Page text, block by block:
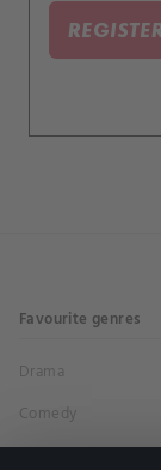
stínech,
Favourite genres
Drama
Comedy